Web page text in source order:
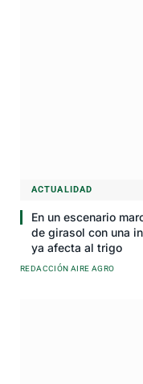
ACTUALIDAD
En un escenario
de girasol con una
ya afecta al trigo
REDACCIÓN AIRE AGRO